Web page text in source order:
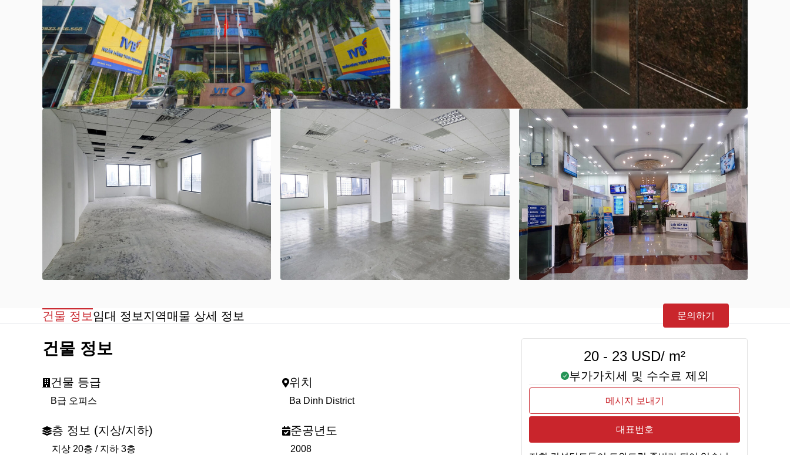
건물 정보임대 정보지역매물 상세 정보 문의하기
건물 정보
건물 등급
B급 오피스
위치
Ba Dinh District
층 정보 (지상/지하)
지상 20층 / 지하 3층
준공년도
2008
20 - 23 USD/ m²
부가가치세 및 수수료 제외
메시지 보내기
대표번호